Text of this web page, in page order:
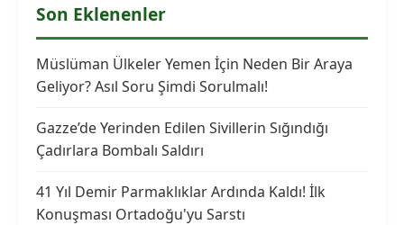
Son Eklenenler
Müslüman Ülkeler Yemen İçin Neden Bir Araya
Geliyor? Asıl Soru Şimdi Sorulmalı!
Gazze’de Yerinden Edilen Sivillerin Sığındığı
Çadırlara Bombalı Saldırı
41 Yıl Demir Parmaklıklar Ardında Kaldı! İlk
Konuşması Ortadoğu'yu Sarstı